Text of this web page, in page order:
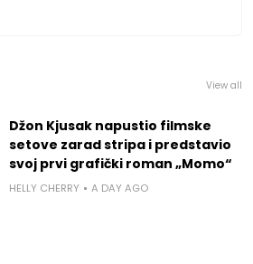
View all
Džon Kjusak napustio filmske
setove zarad stripa i predstavio
svoj prvi grafički roman „Momo“
HELLY CHERRY A DAY AGO